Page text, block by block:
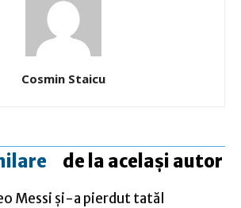
Cosmin Staicu
de la același autor
Messi şi-a pierdut tatăl